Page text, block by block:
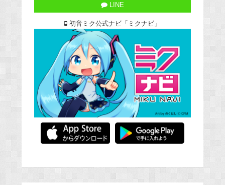
LINE
初音ミク公式ナビ「ミクナビ」